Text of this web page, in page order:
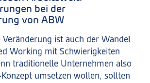
bei der
von ABW
ist auch der Wandel
Working mit Schwierigkeiten
traditionelle Unternehmen also
umsetzen wollen, sollten